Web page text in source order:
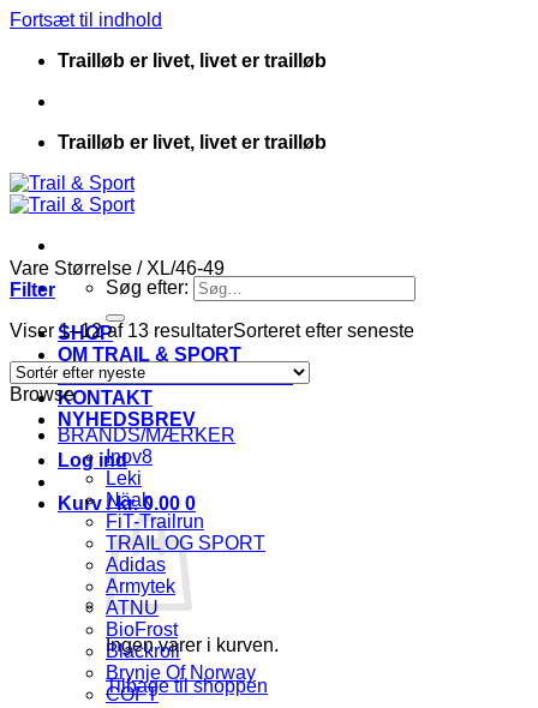
Fortsæt til indhold
Trailløb er livet, livet er trailløb
Trailløb er livet, livet er trailløb
Søg efter:
SHOP
OM TRAIL & SPORT
HANDELSBETINGELSER
KONTAKT
NYHEDSBREV
Log ind
Kurv /kr.0.00 0
Ingen varer i kurven.
Tilbage til shoppen
Vare Størrelse /XL/46-49
Filter
Viser 1–12 af 13 resultaterSorteret efter seneste
Browse
BRANDS/MÆRKER
Inov8
Leki
Näak
FiT-Trailrun
TRAIL OG SPORT
Adidas
Armytek
ATNU
BioFrost
Blackroll
Brynje Of Norway
COFT